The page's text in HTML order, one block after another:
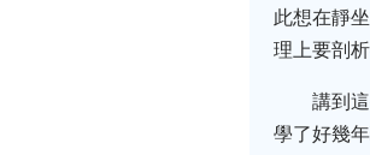
此想在靜
理上要剖
講到
學了好幾